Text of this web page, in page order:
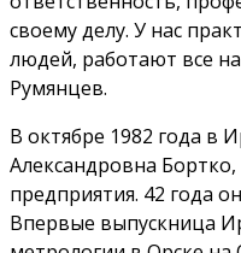
своему делу. У нас
людей, работают все
Румянцев.
В октябре 1982 года в
Александровна
предприятия. 42 года
Впервые выпускница